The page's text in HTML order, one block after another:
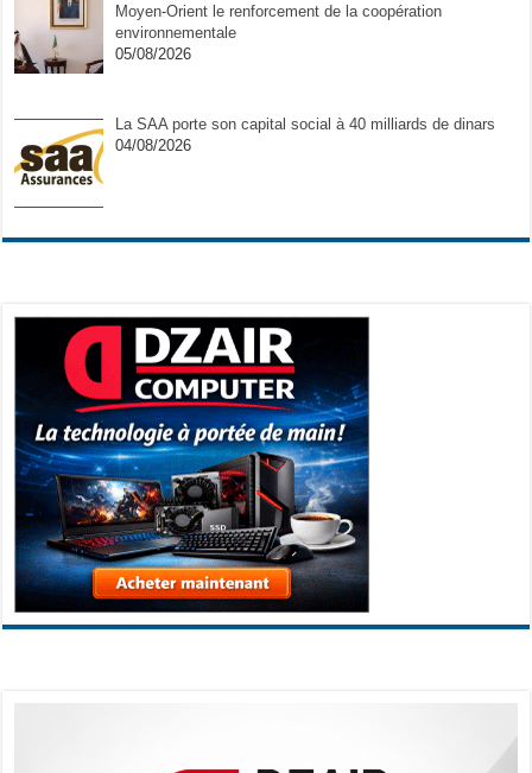
Moyen-Orient le renforcement de la coopération
environnementale
05/08/2026
La SAA porte son capital social à 40 milliards de dinars
04/08/2026